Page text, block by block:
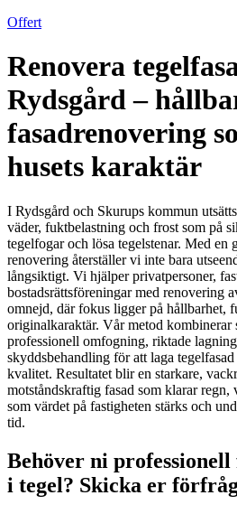
Offert
Renovera
Rydsgård –
fasadrenovering
husets karaktär
I Rydsgård och Skurups kommun
väder, fuktbelastning och frost som på
tegelfogar och lösa tegelstenar. Med en
renovering återställer vi inte bara
långsiktigt. Vi hjälper privatpersoner,
bostadsrättsföreningar med renovering
omnejd, där fokus ligger på hållbarhet,
originalkaraktär. Vår metod kombinerar
professionell omfogning, riktade
skyddsbehandling för att laga tegelfasad
kvalitet. Resultatet blir en starkare,
motståndskraftig fasad som klarar
som värdet på fastigheten stärks och
tid.
Behöver ni
i tegel? Skicka er